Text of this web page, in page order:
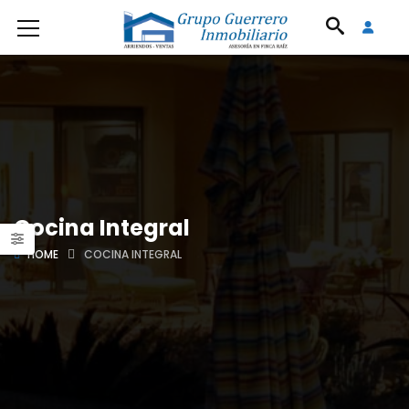
Cocina Integral
HOME COCINA INTEGRAL